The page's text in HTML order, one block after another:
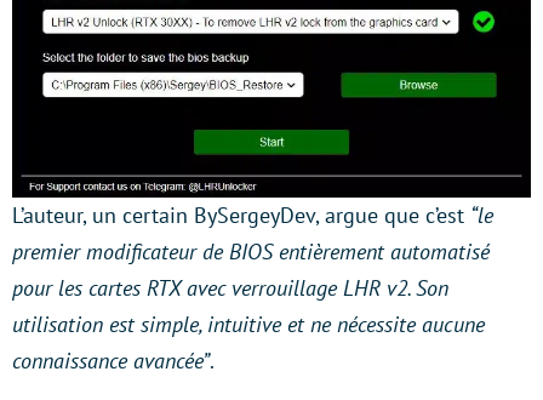
L’auteur, un certain BySergeyDev, argue que c’est “le
premier modificateur de BIOS entièrement automatisé
pour les cartes RTX avec verrouillage LHR v2. Son
utilisation est simple, intuitive et ne nécessite aucune
connaissance avancée”.